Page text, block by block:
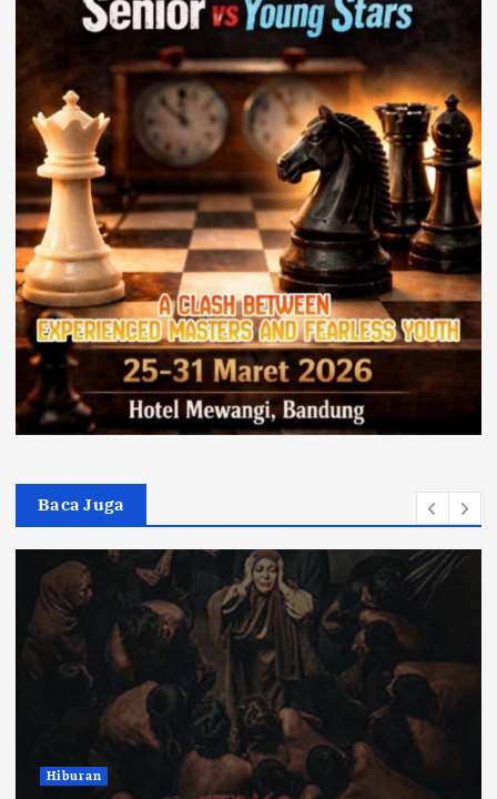
Baca Juga
Hiburan